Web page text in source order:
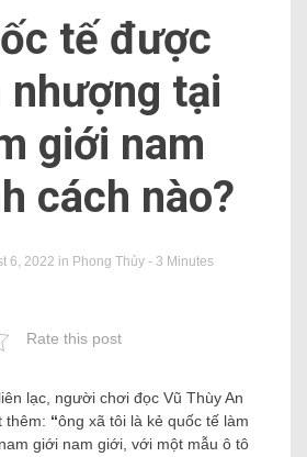
tế được
nhượng tại
giới nam
cách nào?
6, 2022 in Phong Thủy - 3 Minutes
Rate this post
lạc, người chơi đọc Vũ Thùy An
thêm: “ông xã tôi là kẻ quốc tế làm
giới nam giới, với một mẫu ô tô